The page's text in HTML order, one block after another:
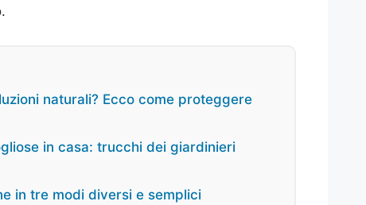
naturali? Ecco come proteggere
in casa: trucchi dei giardinieri
in tre modi diversi e semplici